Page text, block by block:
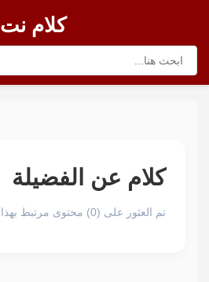
كلام نت
كلام عن الفضيلة
تم العثور على (0) محتوى مرتبط بهذا الوسم.